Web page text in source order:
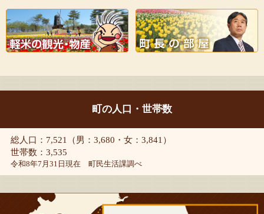
町の人口・世帯数
総人口：7,521（男：3,680・女：3,841）
世帯数：3,535
令和8年7月31日現在 町民生活課調べ